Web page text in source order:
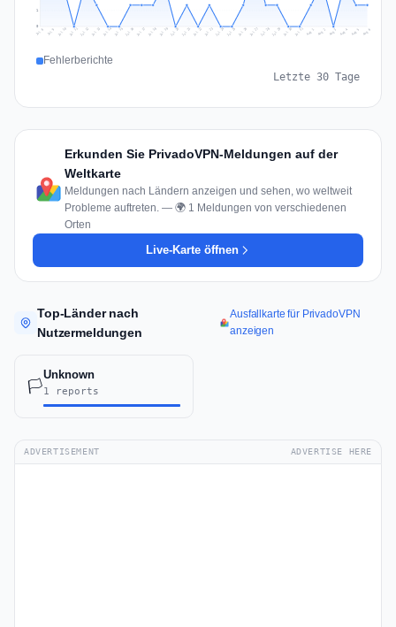
1
Jul 8 Jul 9 Jul 10 Jul 11 Jul 12 Jul 13 Jul 14 Jul 15 Jul 16 Jul 17 Jul 18 Jul 19 Jul 20 Jul 21 Jul 22 Jul 23 Jul 24 Jul 25 Jul 26 Jul 27 Jul 28 Jul 29 Jul 30 Jul 31 Aug 1 Aug 2 Aug 3 Aug 4 Aug 5 Aug 6
Fehlerberichte
Letzte 30 Tage
Erkunden Sie PrivadoVPN-Meldungen auf der
Weltkarte
Meldungen nach Ländern anzeigen und sehen, wo weltweit
Probleme auftreten. — 🌍 1 Meldungen von verschiedenen
Orten
Live-Karte öffnen
Top-Länder nach
Nutzermeldungen
Ausfallkarte für PrivadoVPN
anzeigen
🏳️
Unknown
1 reports
ADVERTISEMENT ADVERTISE HERE